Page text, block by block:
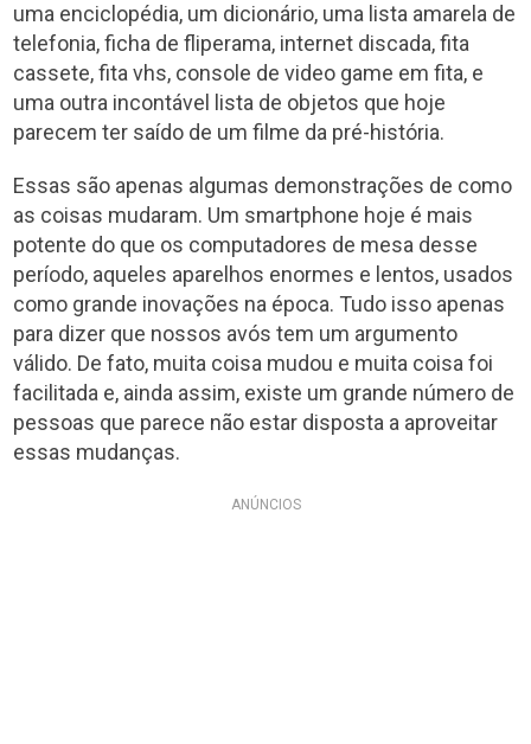
uma enciclopédia, um dicionário, uma lista amarela de
telefonia, ficha de fliperama, internet discada, fita
cassete, fita vhs, console de video game em fita, e
uma outra incontável lista de objetos que hoje
parecem ter saído de um filme da pré-história.
Essas são apenas algumas demonstrações de como
as coisas mudaram. Um smartphone hoje é mais
potente do que os computadores de mesa desse
período, aqueles aparelhos enormes e lentos, usados
como grande inovações na época. Tudo isso apenas
para dizer que nossos avós tem um argumento
válido. De fato, muita coisa mudou e muita coisa foi
facilitada e, ainda assim, existe um grande número de
pessoas que parece não estar disposta a aproveitar
essas mudanças.
ANÚNCIOS